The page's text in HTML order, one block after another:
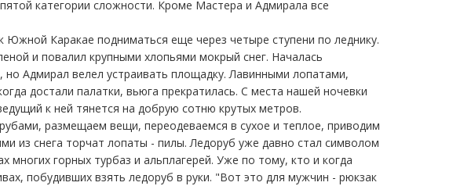
категории сложности. Кроме Мастера и Адмирала все
Каракае подниматься еще через четыре ступени по леднику.
и повалил крупными хлопьями мокрый снег. Началась
Адмирал велел устраивать площадку. Лавинными лопатами,
достали палатки, вьюга прекратилась. С места нашей ночевки
к ней тянется на добрую сотню крутых метров.
размещаем вещи, переодеваемся в сухое и теплое, приводим
из снега торчат лопаты - пилы. Ледоруб уже давно стал символом
многих горных турбаз и альплагерей. Уже по тому, кто и когда
побудивших взять ледоруб в руки. "Вот это для мужчин - рюкзак